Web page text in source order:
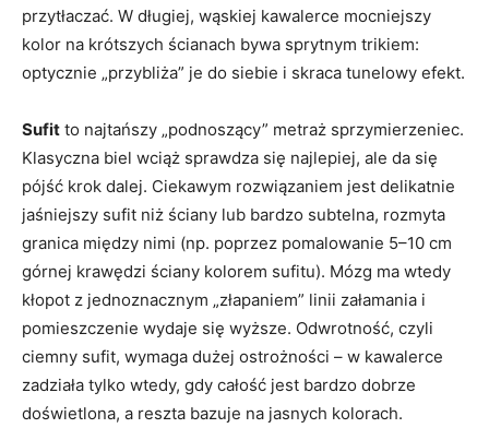
przytłaczać. W długiej, wąskiej kawalerce mocniejszy
kolor na krótszych ścianach bywa sprytnym trikiem:
optycznie „przybliża” je do siebie i skraca tunelowy efekt.
Sufit to najtańszy „podnoszący” metraż sprzymierzeniec.
Klasyczna biel wciąż sprawdza się najlepiej, ale da się
pójść krok dalej. Ciekawym rozwiązaniem jest delikatnie
jaśniejszy sufit niż ściany lub bardzo subtelna, rozmyta
granica między nimi (np. poprzez pomalowanie 5–10 cm
górnej krawędzi ściany kolorem sufitu). Mózg ma wtedy
kłopot z jednoznacznym „złapaniem” linii załamania i
pomieszczenie wydaje się wyższe. Odwrotność, czyli
ciemny sufit, wymaga dużej ostrożności – w kawalerce
zadziała tylko wtedy, gdy całość jest bardzo dobrze
doświetlona, a reszta bazuje na jasnych kolorach.